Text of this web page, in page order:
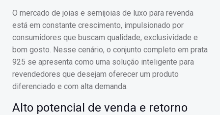
O mercado de joias e semijoias de luxo para revenda
está em constante crescimento, impulsionado por
consumidores que buscam qualidade, exclusividade e
bom gosto. Nesse cenário, o conjunto completo em prata
925 se apresenta como uma solução inteligente para
revendedores que desejam oferecer um produto
diferenciado e com alta demanda.
Alto potencial de venda e retorno